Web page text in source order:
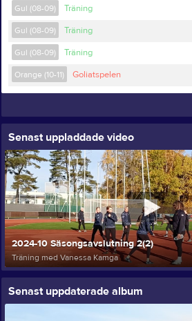
Gul (08-09) Träning
Gul (08-09) Träning
Gul (08-09) Träning
Orange (10-11) Goliatspelen
Senast uppladdade video
2024-10 Säsongsavslutning 2(2)
Träning med Vanessa Kamga
Senast uppdaterade album